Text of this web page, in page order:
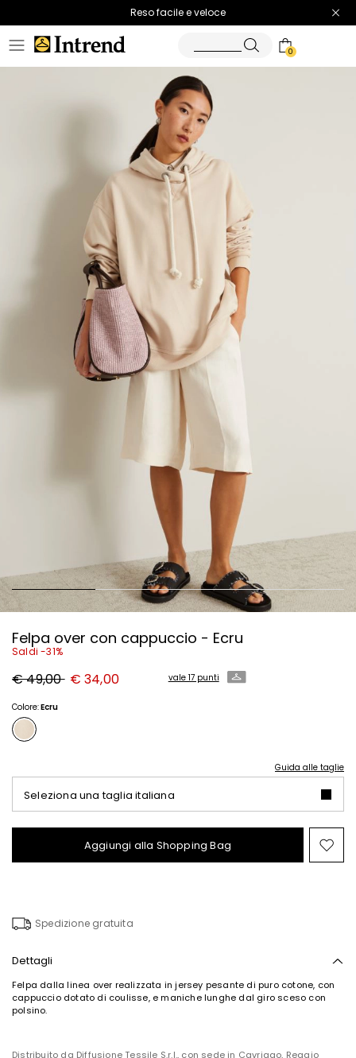
Spedizione gratuita
Reso facile e veloce
0
Felpa over con cappuccio - Ecru
Saldi -31%
Prezzo
originale
49,00
€ 49,00 Nuovo
prezzo
€ 34,00 vale 17 punti
Colore:Ecru
Guida alle taglie
Seleziona una taglia italiana
Aggiungi alla Shopping Bag
Spedizione gratuita
Dettagli
Felpa dalla linea over realizzata in jersey pesante di puro cotone, con
cappuccio dotato di coulisse, e maniche lunghe dal giro sceso con
polsino.
Distribuito da Diffusione Tessile S.r.l., con sede in Cavriago, Reggio